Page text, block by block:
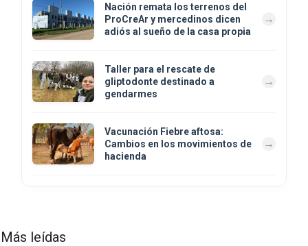
Nación remata los terrenos del
ProCreAr y mercedinos dicen
adiós al sueño de la casa propia
Taller para el rescate de
gliptodonte destinado a
gendarmes
Vacunación Fiebre aftosa:
Cambios en los movimientos de
hacienda
Más leídas